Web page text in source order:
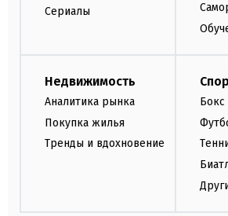
Сериалы
Недвижимость
Аналитика рынка
Покупка жилья
Тренды и вдохновение
Бокс